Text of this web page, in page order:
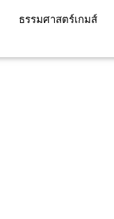
ธรรมศาสตร์เกมส์